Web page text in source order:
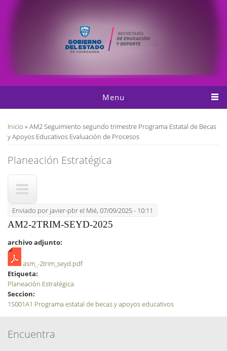
Menu
Usted está aquí
Inicio » AM2 Seguimiento segundo trimestre Programa Estatal de Becas
y Apoyos Educativos Evaluación de Procesos
Planeación Estratégica
Enviado por javier-pbrel Mié, 07/09/2025 - 10:11
AM2-2TRIM-SEYD-2025
archivo adjunto:
asm_-2trim_seyd.pdf
Etiqueta:
Planeación Estratégica
Seccion:
1S001A1 Programa estatal de becas y apoyos educativos
Encuentra